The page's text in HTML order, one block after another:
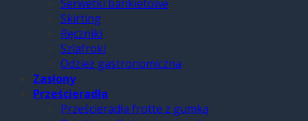
Serwetki bankietowe
Skirting
Ręczniki
Szlafroki
Odzież gastronomiczna
Zasłony
Prześcieradła
Prześcieradła frotte z gumką